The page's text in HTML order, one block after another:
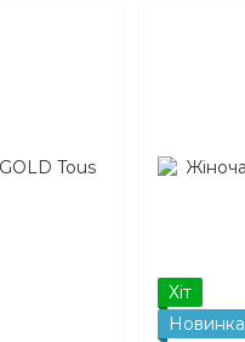
Хіт
Новинка